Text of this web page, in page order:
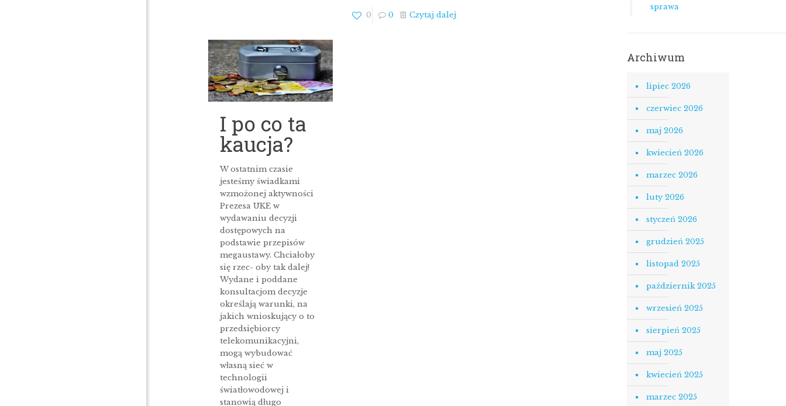
0 0 Czytaj dalej
I po co ta
kaucja?
W ostatnim czasie
jesteśmy świadkami
wzmożonej aktywności
Prezesa UKE w
wydawaniu decyzji
dostępowych na
podstawie przepisów
megaustawy. Chciałoby
się rzec- oby tak dalej!
Wydane i poddane
konsultacjom decyzje
określają warunki, na
jakich wnioskujący o to
przedsiębiorcy
telekomunikacyjni,
mogą wybudować
własną sieć w
technologii
światłowodowej i
stanowią długo
sprawa
Archiwum
lipiec 2026
czerwiec 2026
maj 2026
kwiecień 2026
marzec 2026
luty 2026
styczeń 2026
grudzień 2025
listopad 2025
październik 2025
wrzesień 2025
sierpień 2025
maj 2025
kwiecień 2025
marzec 2025